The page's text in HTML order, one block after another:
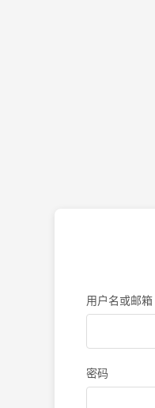
用户名或邮箱
密码